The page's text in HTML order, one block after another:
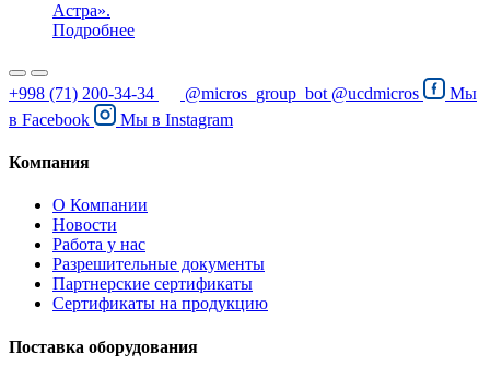
Астра».
Подробнее
+998 (71) 200-34-34 @micros_group_bot @ucdmicros
Мы
в Facebook Мы в Instagram
Компания
О Компании
Новости
Работа у нас
Разрешительные документы
Партнерские сертификаты
Сертификаты на продукцию
Поставка оборудования